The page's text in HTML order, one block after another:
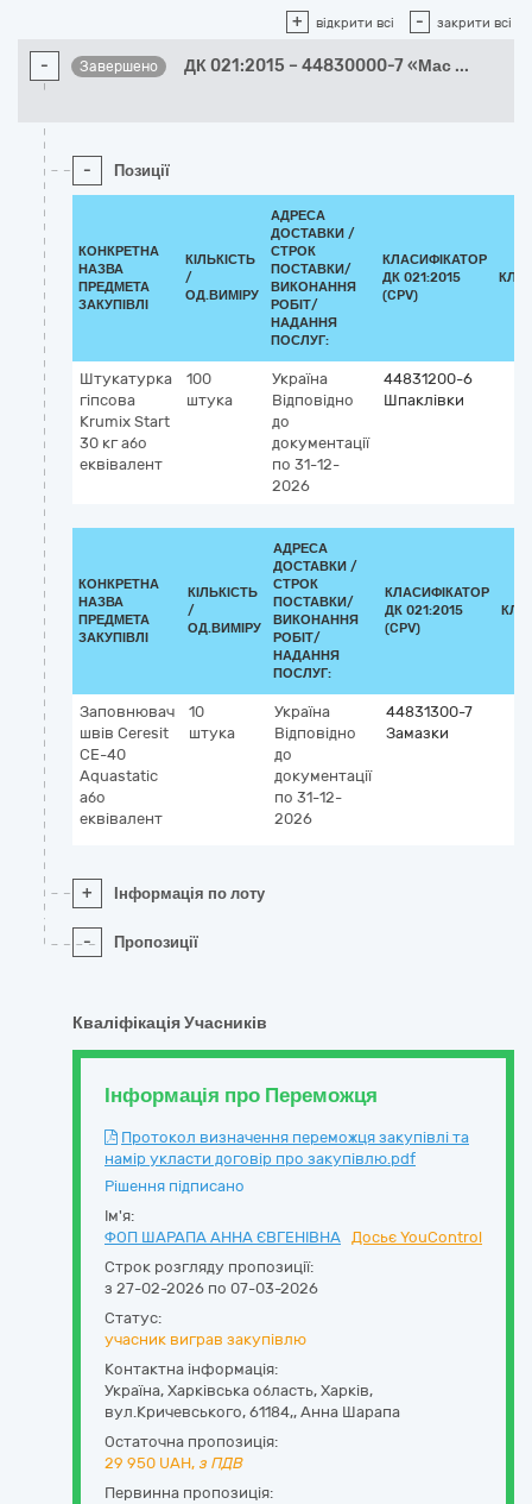
+ відкрити всі - закрити всі
- Завершено ДК 021:2015 – 44830000-7 «Мас ...
- Позиції
КОНКРЕТНА
НАЗВА
ПРЕДМЕТА
ЗАКУПІВЛІ
КІЛЬКІСТЬ
/
ОД.ВИМІРУ
АДРЕСА
ДОСТАВКИ /
СТРОК
ПОСТАВКИ/
ВИКОНАННЯ
РОБІТ/
НАДАННЯ
ПОСЛУГ:
КЛАСИФІКАТОР
ДК 021:2015
(CPV)
Штукатурка
гіпсова
Krumix Start
30 кг або
еквівалент
100
штука
Україна
Відповідно
до
документації
по 31-12-
2026
44831200-6
Шпаклівки
КОНКРЕТНА
НАЗВА
ПРЕДМЕТА
ЗАКУПІВЛІ
КІЛЬКІСТЬ
/
ОД.ВИМІРУ
АДРЕСА
ДОСТАВКИ /
СТРОК
ПОСТАВКИ/
ВИКОНАННЯ
РОБІТ/
НАДАННЯ
ПОСЛУГ:
КЛАСИФІКАТОР
ДК 021:2015
(CPV)
Заповнювач
швів Ceresit
CE-40
Aquastatic
або
еквівалент
10
штука
Україна
Відповідно
до
документації
по 31-12-
2026
44831300-7
Замазки
+ Інформація по лоту
- Пропозиції
Кваліфікація Учасників
Інформація про Переможця
Протокол визначення переможця закупівлі та
намір укласти договір про закупівлю.pdf
Рішення підписано
Ім'я:
ФОП ШАРАПА АННА ЄВГЕНІВНА Досьє YouControl
Строк розгляду пропозиції:
з 27-02-2026 по 07-03-2026
Статус:
учасник виграв закупівлю
Контактна інформація:
Україна, Харківська область, Харків,
вул.Кричевського, 61184,, Анна Шарапа
Остаточна пропозиція:
29 950 UAH, з ПДВ
Первинна пропозиція: